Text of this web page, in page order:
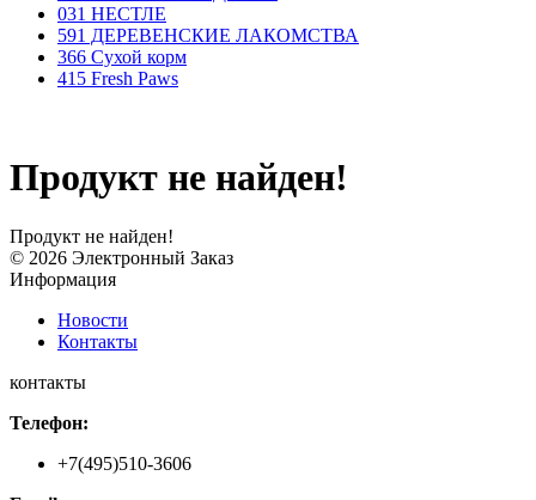
031 НЕСТЛЕ
591 ДЕРЕВЕНСКИЕ ЛАКОМСТВА
366 Сухой корм
415 Fresh Paws
Продукт не найден!
Продукт не найден!
© 2026 Электронный Заказ
Информация
Новости
Контакты
контакты
Телефон:
+7(495)510-3606